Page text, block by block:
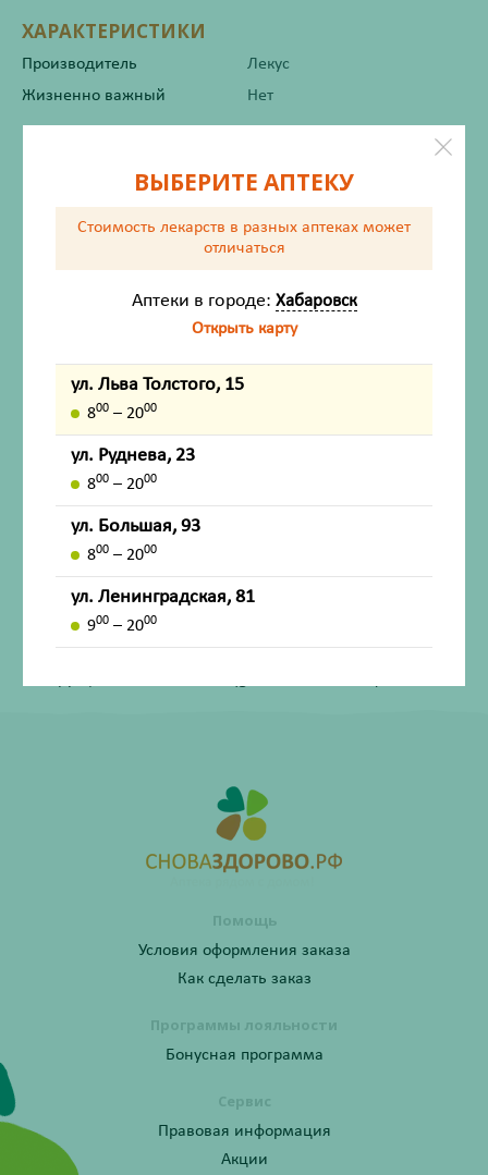
ХАРАКТЕРИСТИКИ
Производитель
Лекус
Жизненно важный
Нет
Описание
Способ применения
Меры предосторожности
Условия хранения
Внешний вид товара, упаковки, может отличаться от
изображения на фотографии.
Имеются противопоказания. Перед применением
лекарственных средств обязательно проконсультируйтесь
со специалистом и ознакомьтесь с официальной
Помощь
Условия оформления заказа
Как сделать заказ
Программы лояльности
Бонусная программа
Сервис
Правовая информация
Акции
ВЫБЕРИТЕ АПТЕКУ
Стоимость лекарств в разных аптеках может
отличаться
Аптеки в городе: Хабаровск
Открыть карту
ул. Льва Толстого, 15
800 – 2000
ул. Руднева, 23
800 – 2000
ул. Большая, 93
800 – 2000
ул. Ленинградская, 81
900 – 2000